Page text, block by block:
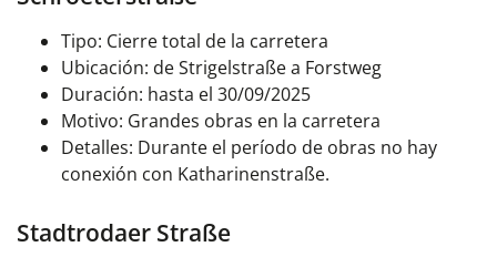
Tipo: Cierre total de la carretera
Ubicación: de Strigelstraße a Forstweg
Duración: hasta el 30/09/2025
Motivo: Grandes obras en la carretera
Detalles: Durante el período de obras no hay
conexión con Katharinenstraße.
Stadtrodaer Straße